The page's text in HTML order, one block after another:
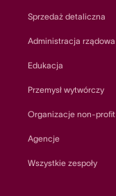
Sprzedaż detaliczna
Administracja rządowa
Edukacja
Przemysł wytwórczy
Organizacje non-profit
Agencje
Wszystkie zespoły